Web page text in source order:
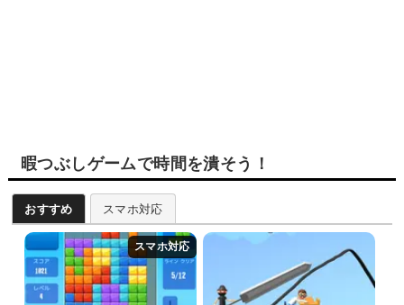
暇つぶしゲームで時間を潰そう！
おすすめ スマホ対応